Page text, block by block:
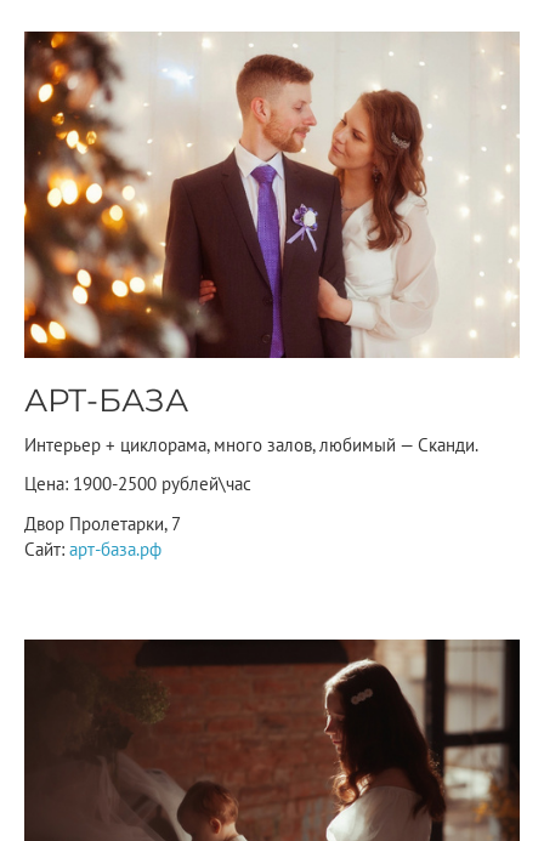
АРТ-БАЗА
Интерьер + циклорама, много залов, любимый — Сканди.
Цена: 1900-2500 рублей\час
Двор Пролетарки, 7
Сайт: арт-база.рф